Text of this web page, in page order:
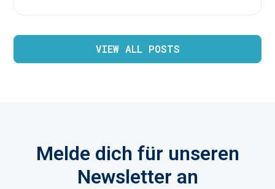
VIEW ALL POSTS
Melde dich für unseren
Newsletter an